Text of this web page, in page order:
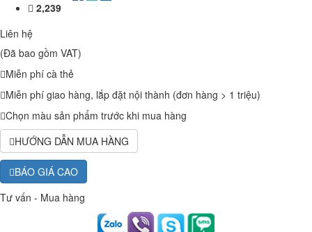
2,239
Liên hệ
(Đã bao gồm VAT)
Miễn phí cà thẻ
Miễn phí giao hàng, lắp đặt nội thành (đơn hàng > 1 triệu)
Chọn màu sản phẩm trước khi mua hàng
HƯỚNG DẪN MUA HÀNG
BÁO GIÁ CAO
Tư vấn - Mua hàng